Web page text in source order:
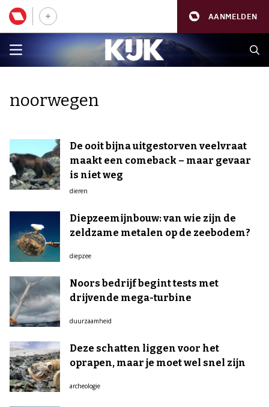
AANMELDEN
noorwegen
De ooit bijna uitgestorven veelvraat
maakt een comeback – maar gevaar
is niet weg
dieren
Diepzeemijnbouw: van wie zijn de
zeldzame metalen op de zeebodem?
diepzee
Noors bedrijf begint tests met
drijvende mega-turbine
duurzaamheid
Deze schatten liggen voor het
oprapen, maar je moet wel snel zijn
archeologie